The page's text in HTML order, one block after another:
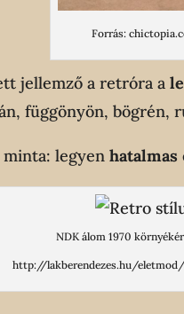
Forrás:
jellemző a retróra a
függönyön, bögrén,
minta: legyenhatalmas
NDK álom 1970
http://lakberendezes.hu/